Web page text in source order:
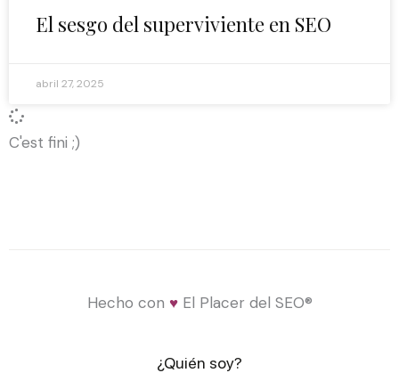
El sesgo del superviviente en SEO
abril 27, 2025
C'est fini ;)
Hecho con ♥El Placer del SEO®
¿Quién soy?